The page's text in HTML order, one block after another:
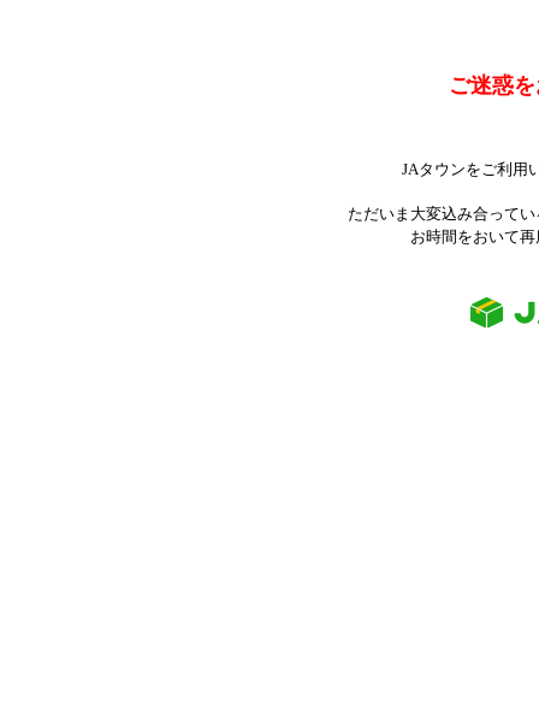
ご迷惑
JAタウンをご利用
ただいま大変込み合って
お時間をおいて